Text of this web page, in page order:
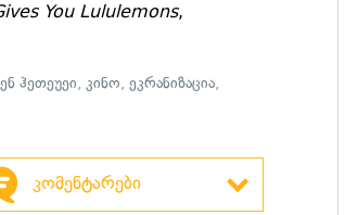
You Lululemons,
ენ ჰეთეუეი,კინო,ეკრანიზაცია,
კომენტარები